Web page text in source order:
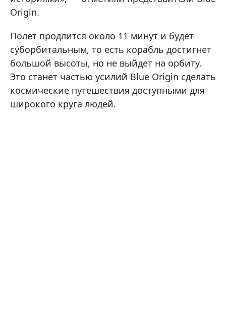
Origin.
Полет продлится около 11 минут и будет
суборбитальным, то есть корабль достигнет
большой высоты, но не выйдет на орбиту.
Это станет частью усилий Blue Origin сделать
космические путешествия доступными для
широкого круга людей.